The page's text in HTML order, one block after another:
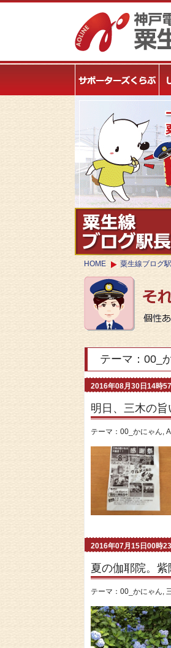
HOME 粟生線ブログ
テーマ：00_
2016年08月30日14時
明日、三木の
テーマ： 00_かにゃん,
2016年07月15日00時
夏の伽耶院。紫
テーマ： 00_かにゃん,